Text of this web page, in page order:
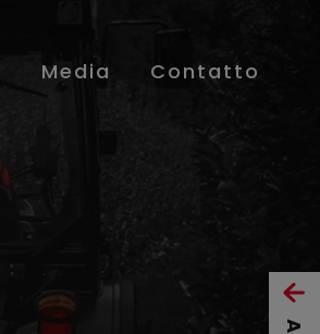
Media Contatto